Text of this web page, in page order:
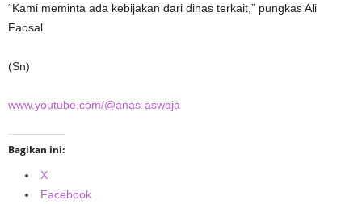
“Kami meminta ada kebijakan dari dinas terkait,” pungkas Ali
Faosal.
(Sn)
www.youtube.com/@anas-aswaja
Bagikan ini:
X
Facebook